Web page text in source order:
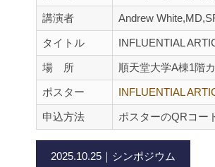
講演者 Andrew
タイトル INFLUENTIAL
場 所 順天堂大学A棟1階
ポスター INFLUENTIAL
申込方法 ポスターのQRコー
2025.10.25｜シンポジウム